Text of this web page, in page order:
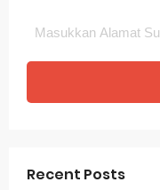
Recent Posts